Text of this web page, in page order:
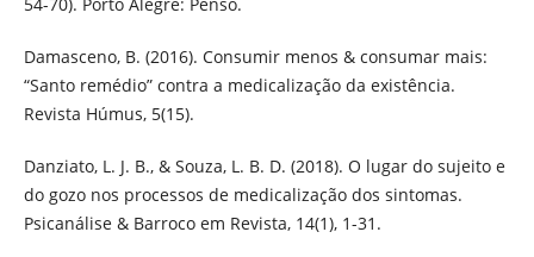
Damasceno, B. (2016). Consumir menos & consumar mais:
“Santo remédio” contra a medicalização da existência.
Revista Húmus, 5(15).
Danziato, L. J. B., & Souza, L. B. D. (2018). O lugar do sujeito e
do gozo nos processos de medicalização dos sintomas.
Psicanálise & Barroco em Revista, 14(1), 1-31.